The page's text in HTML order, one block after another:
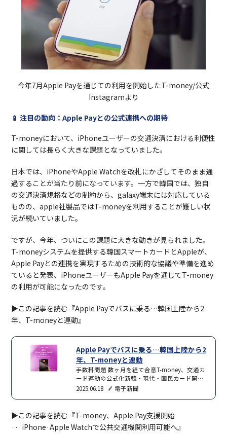
今年7月Apple Payを通じての利用を開始したT-money/公式
Instagramより
📱 注目の動向：Apple Payとの公式連携への期待
T-moneyにおいて、iPhoneユーザーの交通決済における利便性
に関しては長らく大きな課題となっていました。
日本では、iPhoneやApple Watchを改札にかざしてそのまま通
過することが当たり前になっています。一方で韓国では、独自
の交通決済規格などの制約から、galaxy端末には対応している
ものの、apple社製品ではT-moneyを利用することが難しい状
況が続いていました。
ですが、今年、ついにこの課題に大きな動きが見られました。
T-moneyシステムを提供する韓国スマートカードとAppleが、
Apple Payとの連携を実現するための技術的な協議や準備を進め
ていると発表、iPhoneユーザーもApple Payを通じてT-money
の利用が可能になったのです。
▶︎この記事を読む『Apple Payでバスに乗る…韓国上陸から2
年、T-moneyと連動』
Apple Payでバスに乗る…韓国上陸から2
年、T-moneyと連動
手数料問題 数ヶ月を経て合意T-money、交通カ
ード連動の公式化新韓・現代・国民カード開始
観測店舗など、対応箇所急速拡散展望Apple
るようになる。これは、導入遅延の主な背景に
挙げられた手数料に関する問題が数ヶ月ぶりに
折り合いがついた結果とみられる。近いうちに
2025.06.18 電子新聞
▶︎この記事を読む『T-money、Apple Pay支援開始
···iPhone·Apple Watchで公共交通機関利用可能へ』